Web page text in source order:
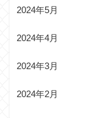
2024年5月
2024年4月
2024年3月
2024年2月